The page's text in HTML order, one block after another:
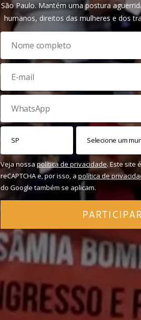
São Paulo. Mantém uma postura
humanos, direitos das mulheres e dos
Veja nossa política de privacidade. Este site
reCAPTCHA e, por isso, a política de
do Google também se aplicam.
PARTICIPAR